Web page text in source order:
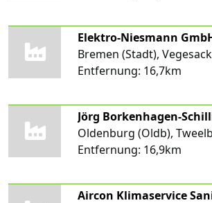
Elektro-Niesmann
Bremen (Stadt), Vegesack
Entfernung: 16,7km
Oldenburg (Oldb),
Entfernung: 16,9km